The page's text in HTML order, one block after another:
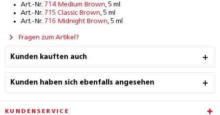
Art.-Nr. 714 Medium Brown, 5 ml
Art.-Nr. 715 Classic Brown, 5 ml
Art.-Nr. 716 Midnight Brown, 5 ml
Fragen zum Artikel?
Kunden kauften auch
Kunden haben sich ebenfalls angesehen
KUNDENSERVICE